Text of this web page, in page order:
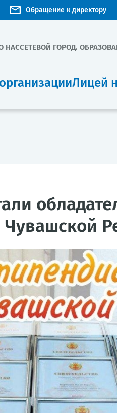
Обращение к директору
НАССЕТЕВОЙ ГОРОД.
Лицей